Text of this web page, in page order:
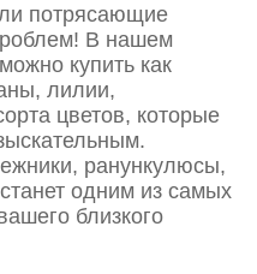
потрясающие
В нашем
купить как
лилии,
цветов, которые
ранункулюсы,
одним из самых
близкого